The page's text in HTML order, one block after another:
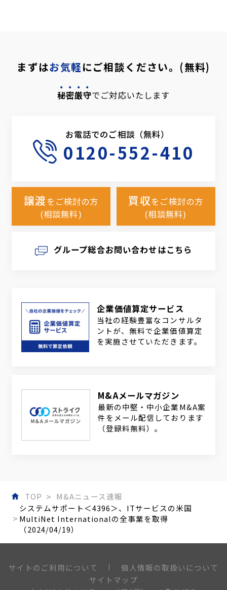
まずはお気軽にご相談ください。(無料)
秘密厳守でご対応いたします
お電話でのご相談（無料）
0120-552-410
譲渡をご検討の方
(相談無料)
買収をご検討の方
(相談無料)
グループ総合お問い合わせはこちら
企業価値算定サービス
当社の経験豊富なコンサルタ
ントが、無料で企業価値算定
を実施させていただきます。
M&Aメールマガジン
最新の中堅・中小企業M&A案
件をメール配信しております
（登録料無料）。
TOP
M&Aニュース速報
システムサポート＜4396＞、ITサービスの米国
MultiNet Internationalの全事業を取得
（2024/04/19）
サイトのご利用について
個人情報の取扱いについて
サイトマップ